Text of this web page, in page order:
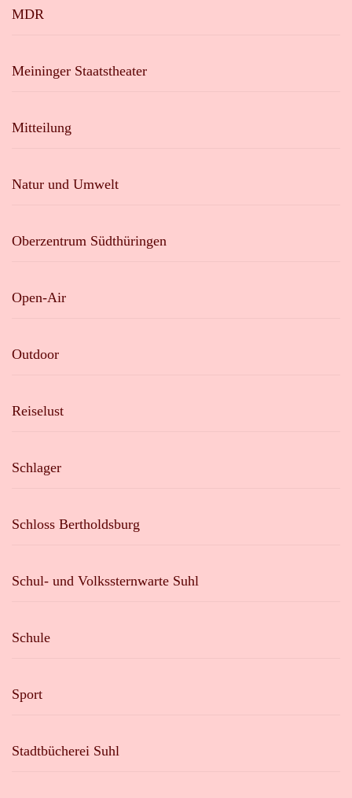
MDR
Meininger Staatstheater
Mitteilung
Natur und Umwelt
Oberzentrum Südthüringen
Open-Air
Outdoor
Reiselust
Schlager
Schloss Bertholdsburg
Schul- und Volkssternwarte Suhl
Schule
Sport
Stadtbücherei Suhl